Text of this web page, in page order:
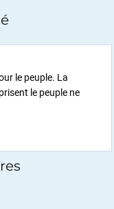
le peuple. La
le peuple ne